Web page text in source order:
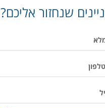
שנחזור אליכם?